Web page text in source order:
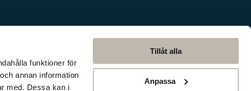
funktioner för
annan information
med. Dessa kan i
Tillåt alla
Anpassa